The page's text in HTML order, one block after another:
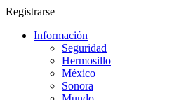
Registrarse
Información
Seguridad
Hermosillo
México
Sonora